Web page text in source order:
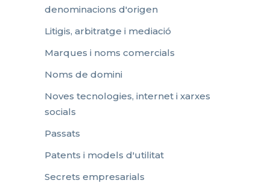
denominacions d'origen
Litigis, arbitratge i mediació
Marques i noms comercials
Noms de domini
Noves tecnologies, internet i xarxes
socials
Passats
Patents i models d'utilitat
Secrets empresarials